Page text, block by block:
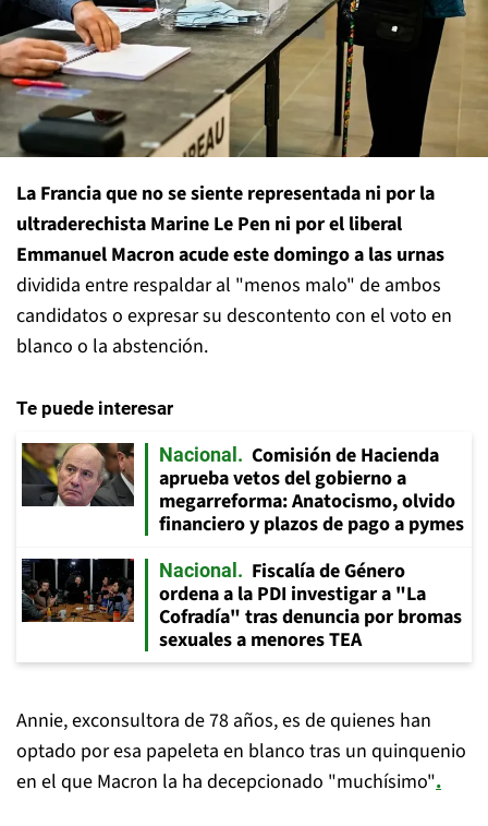
La Francia que no se siente representada ni por la
ultraderechista Marine Le Pen ni por el liberal
Emmanuel Macron acude este domingo a las urnas
dividida entre respaldar al "menos malo" de ambos
candidatos o expresar su descontento con el voto en
blanco o la abstención.
Te puede interesar
Nacional
Comisión de Hacienda
aprueba vetos del gobierno a
megarreforma: Anatocismo, olvido
financiero y plazos de pago a pymes
Nacional
Fiscalía de Género
ordena a la PDI investigar a "La
Cofradía" tras denuncia por bromas
sexuales a menores TEA
Annie, exconsultora de 78 años, es de quienes han
optado por esa papeleta en blanco tras un quinquenio
en el que Macron la ha decepcionado "muchísimo".